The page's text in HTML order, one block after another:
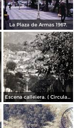
La Plaza de Armas 1967.
Escena callejera. ( Circulada el 14 de Diciembre de 1930 ).